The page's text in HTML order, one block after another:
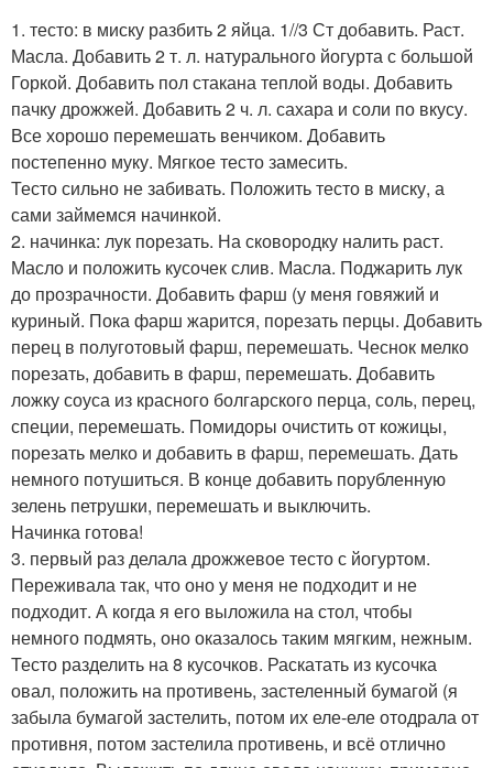
1. тесто: в миску разбить 2 яйца. 1//3 Ст добавить. Раст.
Масла. Добавить 2 т. л. натурального йогурта с большой
Горкой. Добавить пол стакана теплой воды. Добавить
пачку дрожжей. Добавить 2 ч. л. сахара и соли по вкусу.
Все хорошо перемешать венчиком. Добавить
постепенно муку. Мягкое тесто замесить.
Тесто сильно не забивать. Положить тесто в миску, а
сами займемся начинкой.
2. начинка: лук порезать. На сковородку налить раст.
Масло и положить кусочек слив. Масла. Поджарить лук
до прозрачности. Добавить фарш (у меня говяжий и
куриный. Пока фарш жарится, порезать перцы. Добавить
перец в полуготовый фарш, перемешать. Чеснок мелко
порезать, добавить в фарш, перемешать. Добавить
ложку соуса из красного болгарского перца, соль, перец,
специи, перемешать. Помидоры очистить от кожицы,
порезать мелко и добавить в фарш, перемешать. Дать
немного потушиться. В конце добавить порубленную
зелень петрушки, перемешать и выключить.
Начинка готова!
3. первый раз делала дрожжевое тесто с йогуртом.
Переживала так, что оно у меня не подходит и не
подходит. А когда я его выложила на стол, чтобы
немного подмять, оно оказалось таким мягким, нежным.
Тесто разделить на 8 кусочков. Раскатать из кусочка
овал, положить на противень, застеленный бумагой (я
забыла бумагой застелить, потом их еле-еле отодрала от
противня, потом застелила противень, и всё отлично